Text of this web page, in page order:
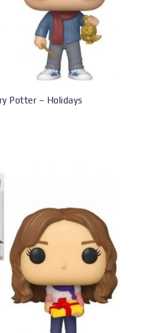
Potter – Holidays